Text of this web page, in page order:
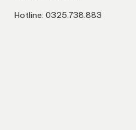
Hotline: 0325.738.883